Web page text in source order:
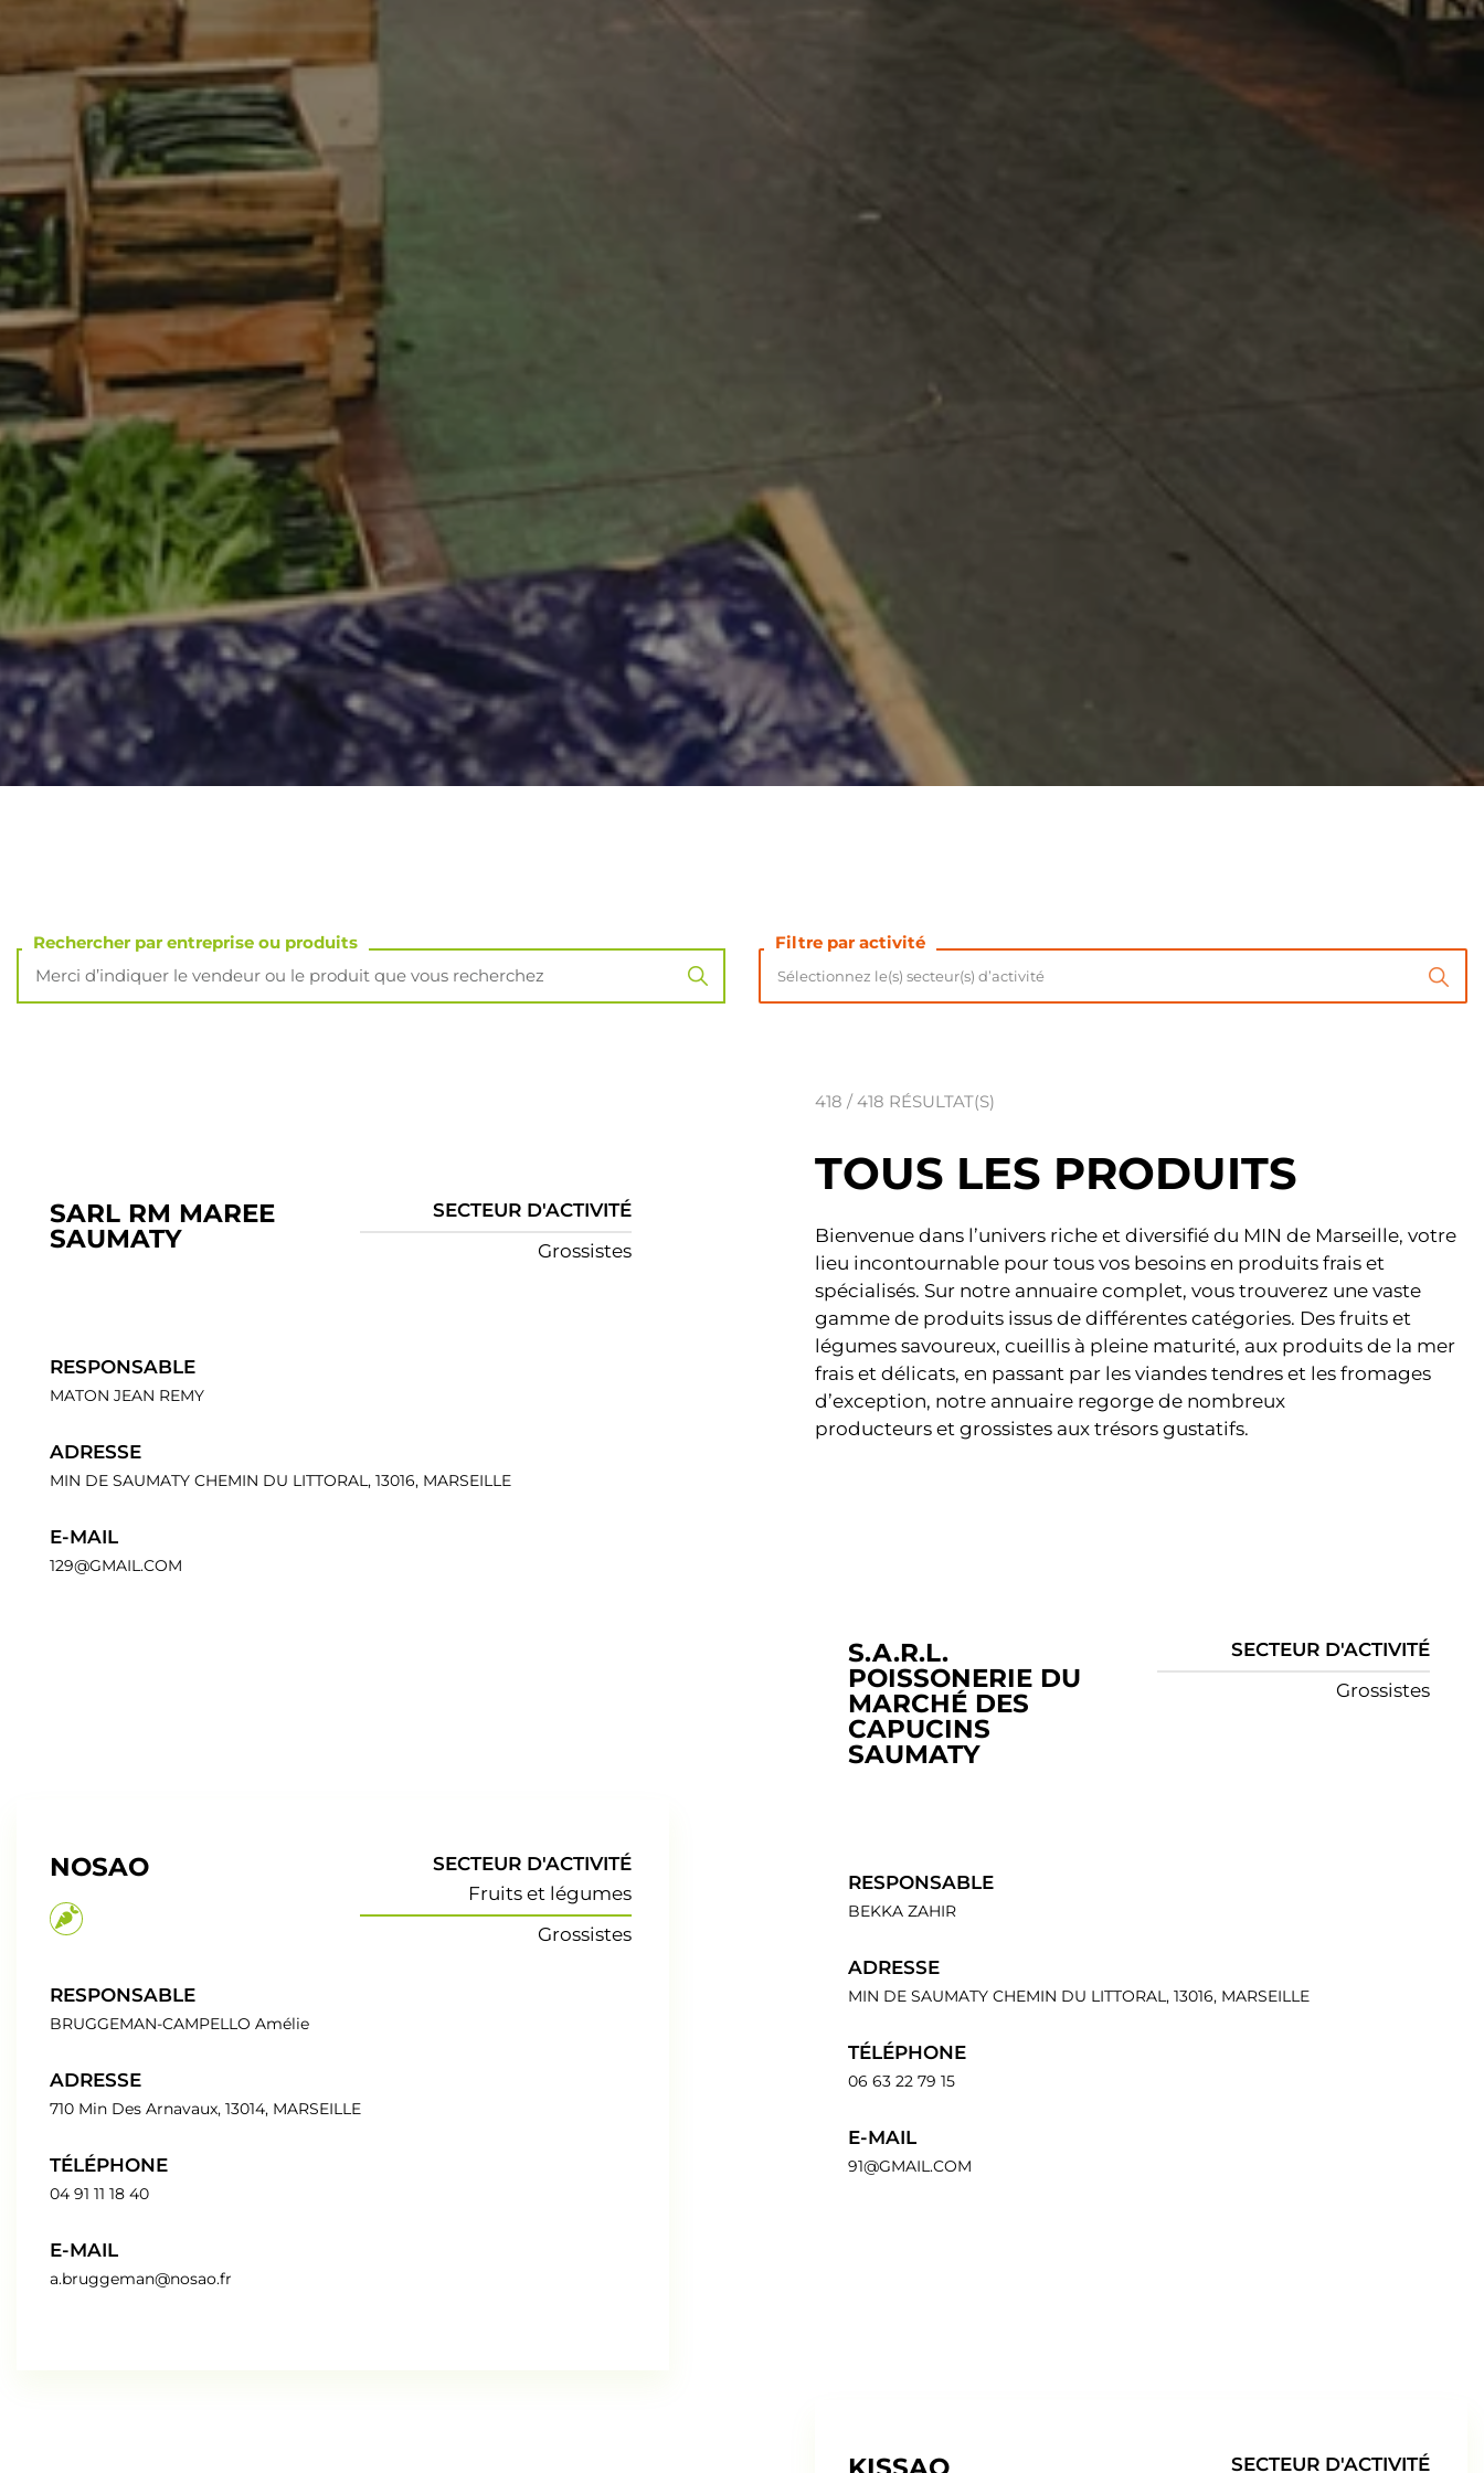
Rechercher par entreprise ou produits Filtre par activité
Sélectionnez le(s) secteur(s) d’activité
418 / 418 RÉSULTAT(S)
TOUS LES PRODUITS
Bienvenue dans l’univers riche et diversifié du MIN de Marseille, votre
lieu incontournable pour tous vos besoins en produits frais et
spécialisés. Sur notre annuaire complet, vous trouverez une vaste
gamme de produits issus de différentes catégories. Des fruits et
légumes savoureux, cueillis à pleine maturité, aux produits de la mer
frais et délicats, en passant par les viandes tendres et les fromages
d’exception, notre annuaire regorge de nombreux
producteurs et grossistes aux trésors gustatifs.
SARL RM MAREE
SAUMATY
SECTEUR D'ACTIVITÉ
Grossistes
RESPONSABLE
MATON JEAN REMY
ADRESSE
MIN DE SAUMATY CHEMIN DU LITTORAL, 13016, MARSEILLE
E-MAIL
129@GMAIL.COM
S.A.R.L.
POISSONERIE DU
MARCHÉ DES
CAPUCINS
SAUMATY
SECTEUR D'ACTIVITÉ
Grossistes
RESPONSABLE
BEKKA ZAHIR
ADRESSE
MIN DE SAUMATY CHEMIN DU LITTORAL, 13016, MARSEILLE
TÉLÉPHONE
06 63 22 79 15
E-MAIL
91@GMAIL.COM
NOSAO
SECTEUR D'ACTIVITÉ
Fruits et légumes
Grossistes
RESPONSABLE
BRUGGEMAN-CAMPELLO Amélie
ADRESSE
710 Min Des Arnavaux, 13014, MARSEILLE
TÉLÉPHONE
04 91 11 18 40
E-MAIL
a.bruggeman@nosao.fr
SECTEUR D'ACTIVITÉ